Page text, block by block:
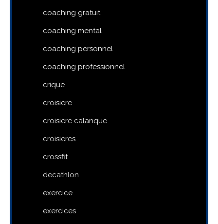
coaching gratuit
coaching mental
coaching personnel
coaching professionnel
crique
croisiere
croisiere calanque
croisieres
crossfit
decathlon
exercice
exercices